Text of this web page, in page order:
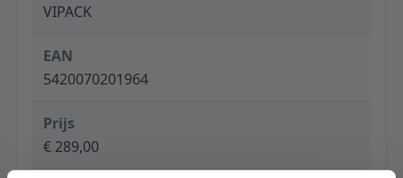
VIPACK
EAN
5420070201964
Prijs
€ 289,00